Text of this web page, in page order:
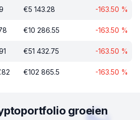
€5 143.28 -163.50 %
€10 286.55 -163.50 %
€51 432.75 -163.50 %
€102 865.5 -163.50 %
groeien